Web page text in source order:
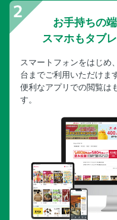
お手持ちの
スマホもタブ
スマートフォンをはじめ
台までご利用いただけま
便利なアプリでの閲覧は
す。